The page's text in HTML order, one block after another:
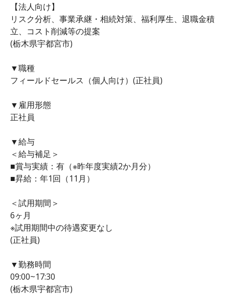
【法人向け】
リスク分析、事業承継・相続対策、福利厚生、退職金積
立、コスト削減等の提案
(栃木県宇都宮市)
▼職種
フィールドセールス（個人向け）(正社員)
▼雇用形態
正社員
▼給与
＜給与補足＞
■賞与実績：有（※昨年度実績2か月分）
■昇給：年1回（11月）
＜試用期間＞
6ヶ月
※試用期間中の待遇変更なし
(正社員)
▼勤務時間
09:00~17:30
(栃木県宇都宮市)